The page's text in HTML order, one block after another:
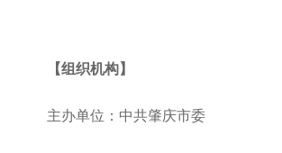
【组织机构】
主办单位：中共肇庆市委